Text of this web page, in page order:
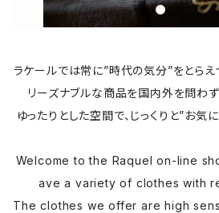
ラケールでは常に”時代の気分”をとらえ
リーズナブルな商品を国内外を問わ
ゆったりとした空間で、じっくりと”お気
Welcome to the Raquel on-line
ave a variety of clothes with
The clothes we offer are high